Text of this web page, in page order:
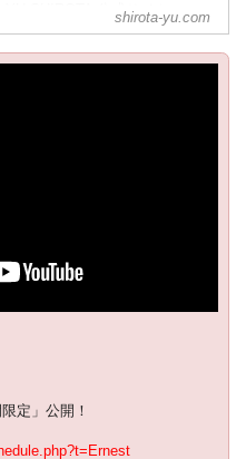
YU SHIROTA 公式サイト。
shirota-yu.com
定」公開！